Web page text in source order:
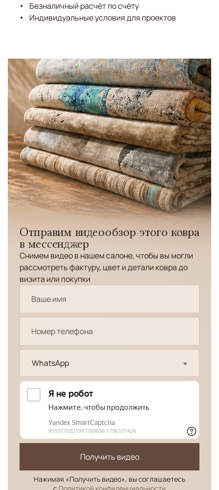
Безналичный расчёт по счёту
Индивидуальные условия для проектов
Отправим видеообзор этого ковра
в мессенджер
Снимем видео в нашем салоне, чтобы вы могли
рассмотреть фактуру, цвет и детали ковра до
визита или покупки
WhatsApp
Получить видео
Нажимая «Получить видео», вы соглашаетесь